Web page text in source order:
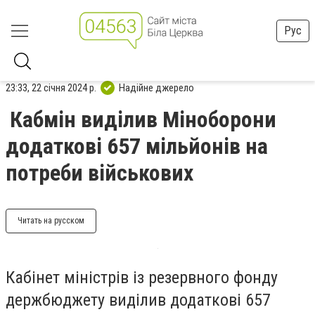
Рус
23:33, 22 січня 2024 р. Надійне джерело
Кабмін виділив Міноборони
додаткові 657 мільйонів на
потреби військових
Читать на русском
Кабінет міністрів із резервного фонду
держбюджету виділив додаткові 657